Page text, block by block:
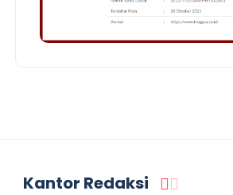
Kantor Redaksi